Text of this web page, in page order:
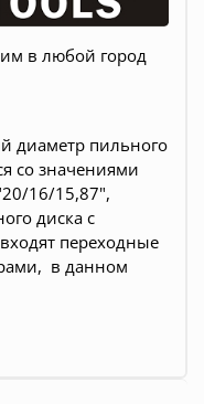
в любой город
диаметр пильного
со значениями
16/15,87",
диска с
переходные
в данном